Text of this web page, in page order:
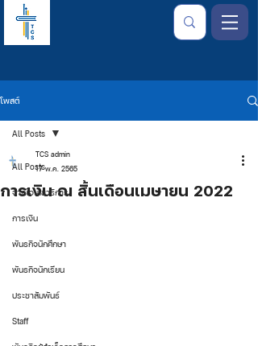
โพสต์
All Posts
จากใจเลขาธิการ
การเงิน
พันธกิจนักศึกษา
พันธกิจนักเรียน
ประชาสัมพันธ์
Staff
All Posts
การเงิน ณ สิ้นเดือนเมษายน 2022
TCS admin
17 พ.ค. 2565